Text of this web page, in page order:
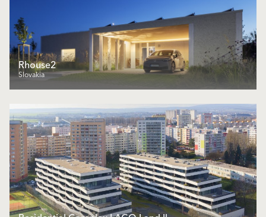
Rhouse2
Slovakia